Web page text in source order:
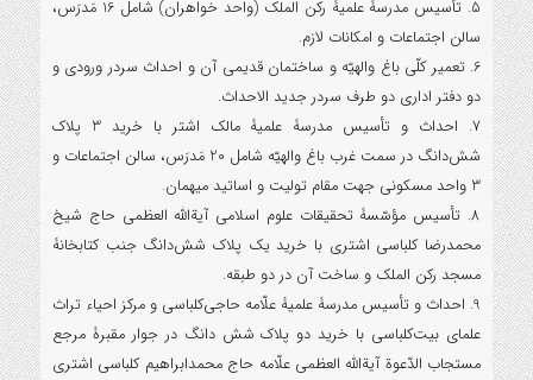
5. تأسیس مدرسۀ علمیۀ رکن الملک (واحد خواهران) شامل 16 مَدرَس،
سالن اجتماعات و امکانات لازم.
6. تعمیر کلّی باغ والهیّه و ساختمان قدیمی آن و احداث سردر ورودی و
دو دفتر اداری دو طرف سردر جدید الاحداث.
7. احداث و تأسیس مدرسۀ علمیۀ مالک اشتر با خرید 3 پلاک
شش‌دانگ در سمت غرب باغ والهیّه شامل 20 مَدرَس، سالن اجتماعات و
3 واحد مسکونی جهت مقام تولیت و اساتید میهمان.
8. تأسیس مؤسّسۀ تحقیقات علوم اسلامی آیةالله العظمی حاج شیخ
محمدرضا کلباسی اشتری با خرید یک پلاک شش‌دانگ جنب کتابخانۀ
مسجد رکن الملک و ساخت آن در دو طبقه.
9. احداث و تأسیس مدرسۀ علمیۀ علّامه حاجی‌کلباسی و مرکز احیاء تراث
علمای بیت‌کلباسی با خرید دو پلاک شش دانگ در جوار مقبرۀ مرجع
مستجاب الدّعوة آیةالله العظمی علّامه حاج محمدابراهیم کلباسی اشتری